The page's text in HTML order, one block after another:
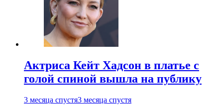
Актриса Кейт Хадсон в платье с
голой спиной вышла на публику
3 месяца спустя3 месяца спустя